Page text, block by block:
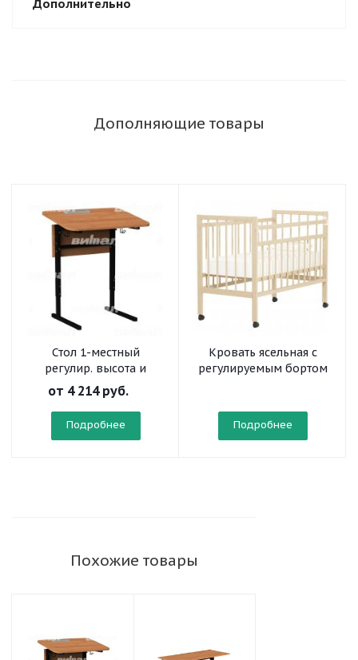
Дополнительно
Дополняющие товары
Стол 1-местный
регулир. высота и
наклон столешницы 0-
10° на прямоугольной
трубе
от 4 214 руб.
Подробнее
Кровать ясельная с
регулируемым бортом
Подробнее
Похожие товары